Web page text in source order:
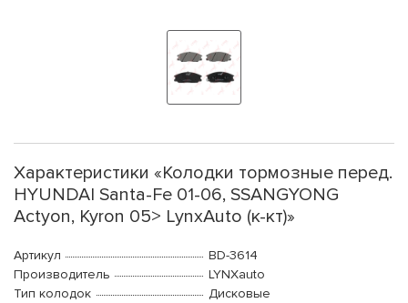
Характеристики «Колодки тормозные перед.
HYUNDAI Santa-Fe 01-06, SSANGYONG
Actyon, Kyron 05> LynxAuto (к-кт)»
Артикул
BD-3614
Производитель
LYNXauto
Тип колодок
Дисковые